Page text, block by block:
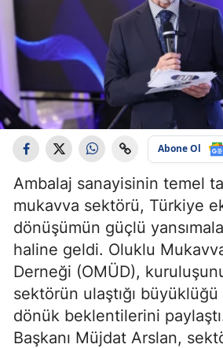
Abone Ol
Ambalaj sanayisinin temel
mukavva sektörü, Türkiye
dönüşümün güçlü
haline geldi. Oluklu
Derneği (OMÜD),
sektörün ulaştığı
dönük beklentilerini
Başkanı Müjdat Arslan,